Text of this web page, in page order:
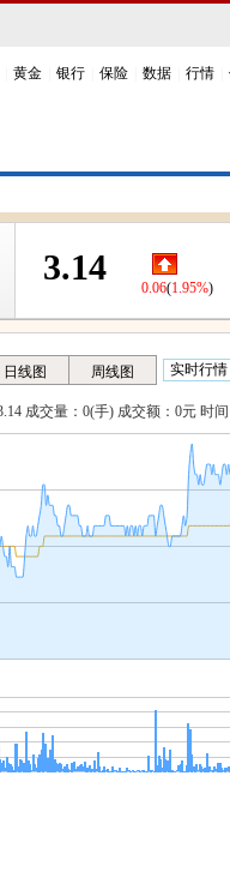
黄金 银行 保险 数据 行情
3.14
0.06(1.95%)